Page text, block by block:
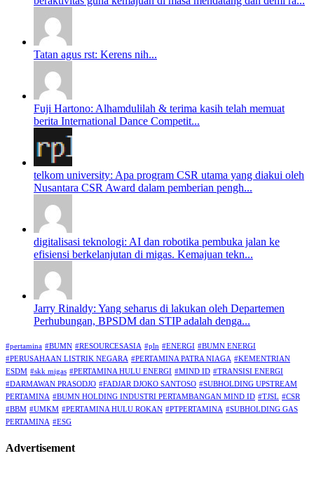
Tatan agus rst: Kerens nih...
Fuji Hartono: Alhamdulilah & terima kasih telah memuat
berita International Dance Competit...
telkom university: Apa program CSR utama yang diakui oleh
Nusantara CSR Award dalam pemberian pengh...
digitalisasi teknologi: AI dan robotika pembuka jalan ke
efisiensi berkelanjutan di migas. Kemajuan tekn...
Jarry Rinaldy: Yang seharus di lakukan oleh Departemen
Perhubungan, BPSDM dan STIP adalah denga...
#pertamina #BUMN #RESOURCESASIA #pln #ENERGI #BUMN ENERGI
#PERUSAHAAN LISTRIK NEGARA #PERTAMINA PATRA NIAGA #KEMENTRIAN
ESDM #skk migas #PERTAMINA HULU ENERGI #MIND ID #TRANSISI ENERGI
#DARMAWAN PRASODJO #FADJAR DJOKO SANTOSO #SUBHOLDING UPSTREAM
PERTAMINA #BUMN HOLDING INDUSTRI PERTAMBANGAN MIND ID #TJSL #CSR
#BBM #UMKM #PERTAMINA HULU ROKAN #PTPERTAMINA #SUBHOLDING GAS
PERTAMINA #ESG
Advertisement